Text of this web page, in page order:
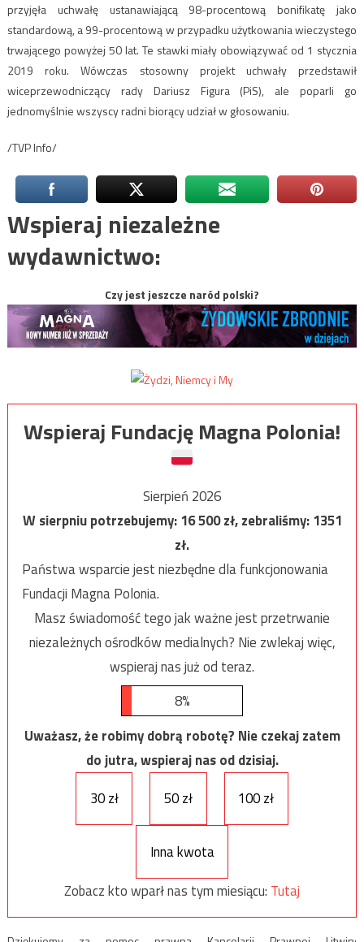
przyjęła uchwałę ustanawiającą 98-procentową bonifikatę jako
standardową, a 99-procentową w przypadku użytkowania wieczystego
trwającego powyżej 50 lat. Te stawki miały obowiązywać od 1 stycznia
2019 roku. Wówczas stosowny projekt uchwały przedstawił
wiceprzewodniczący rady Dariusz Figura (PiS), ale poparli go
jednomyślnie wszyscy radni biorący udział w głosowaniu.
/TVP Info/
Wspieraj niezależne
wydawnictwo:
Czy jest jeszcze naród polski?
Wspieraj Fundację Magna Polonia!
Sierpień 2026
W sierpniu potrzebujemy:16 500zł, zebraliśmy:1351
zł.
Państwa wsparcie jest niezbędne dla funkcjonowania
Fundacji Magna Polonia.
Masz świadomość tego jak ważne jest przetrwanie
niezależnych ośrodków medialnych? Nie zwlekaj więc,
wspieraj nas już od teraz.
8%
Uważasz, że robimy dobrą robotę? Nie czekaj zatem
do jutra, wspieraj nas od dzisiaj.
30 zł
50 zł 100 zł
Inna kwota
Zobacz kto wparł nas tym miesiącu: Tutaj